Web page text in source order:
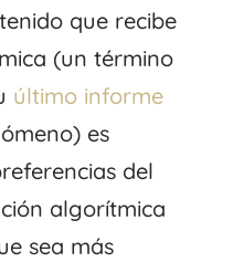
que recibe
(un término
último informe
es
del
algorítmica
sea más